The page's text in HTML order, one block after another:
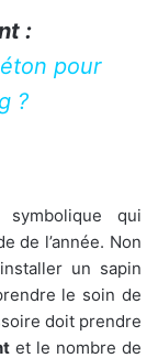
:
pour
?
qui
de l’année. Non
un sapin
le soin de
doit prendre
et le nombre de